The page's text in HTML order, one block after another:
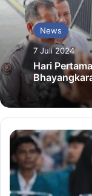
News
7 Juli 2024
Hari